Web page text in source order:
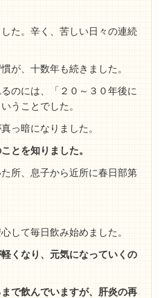
た。辛く、苦しい日々の連続
が、十数年も続きました。
のには、「２０～３０年後に
うことでした。
っ暗になりました。
とを知りました。
所、息子から近所に春日部第
して毎日飲み始めました。
くなり、元気になっていくの
で飲んでいますが、肝炎の再